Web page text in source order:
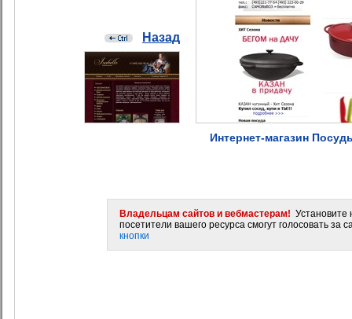
Назад
Интернет-магазин
Владельцам сайтов и вебмастерам! Установите
посетители вашего ресурса смогут голосовать за
кнопки